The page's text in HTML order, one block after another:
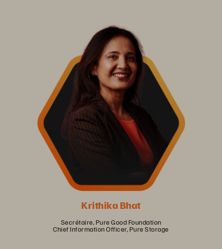
Krithika Bhat
Secrétaire, Pure Good Foundation
Chief Information Officer, Pure Storage